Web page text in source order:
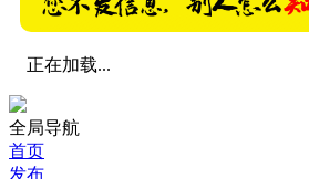
正在加载...
全局导航
首页
发布